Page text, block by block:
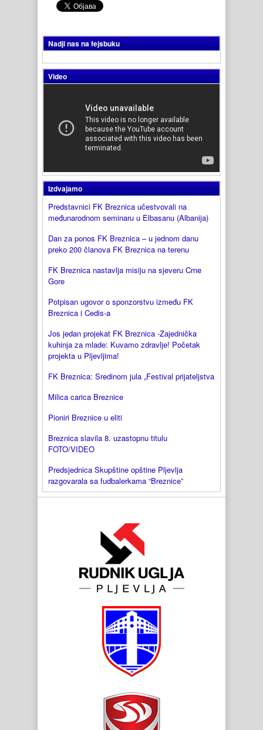
Nadji nas na fejsbuku
Video
Izdvajamo
Predstavnici FK Breznica učestvovali na
međunarodnom seminaru u Elbasanu (Albanija)
Dan za ponos FK Breznica – u jednom danu
preko 200 članova FK Breznica na terenu
FK Breznica nastavlja misiju na sjeveru Crne
Gore
Potpisan ugovor o sponzorstvu između FK
Breznica i Cedis-a
Jos jedan projekat FK Breznica -Zajednička
kuhinja za mlade: Kuvamo zdravlje! Početak
projekta u Pljevljima!
FK Breznica: Sredinom jula „Festival prijateljstva
Milica carica Breznice
Pioniri Breznice u eliti
Breznica slavila 8. uzastopnu titulu
FOTO/VIDEO
Predsjednica Skupštine opštine Pljevlja
razgovarala sa fudbalerkama “Breznice”